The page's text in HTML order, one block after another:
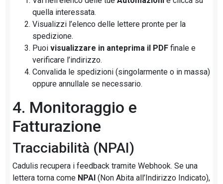
quella interessata.
Visualizzi l’elenco delle lettere pronte per la
spedizione.
Puoivisualizzare in anteprima il PDF finale e
verificare l’indirizzo.
Convalida le spedizioni (singolarmente o in massa)
oppure annullale se necessario.
4. Monitoraggio e
Fatturazione
Tracciabilità (NPAI)
Cadulis recupera i feedback tramite Webhook. Se una
lettera torna come NPAI (Non Abita all’Indirizzo Indicato),